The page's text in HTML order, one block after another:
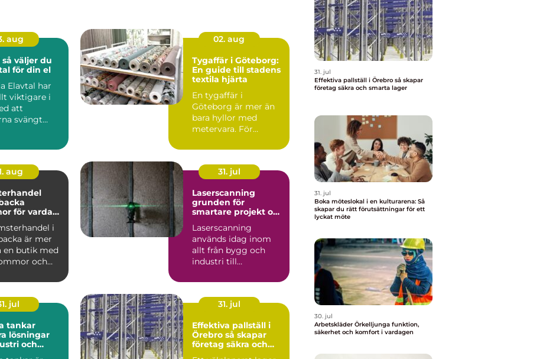
aug
för din el
Elavtal har
viktigare i
att
svängt
02. aug
Tygaffär i Göteborg:
En guide till stadens
textila hjärta
En tygaffär i
Göteborg är mer än
bara hyllor med
metervara. För
aug
för vardag
i
är mer
en butik med
och
31. jul
Laserscanning
grunden för
smartare projekt och
Laserscanning
används idag inom
allt från bygg och
industri till
infrastruktur. Tekn...
jul
tankar
lösningar
och
31. jul
Effektiva pallställ i
Örebro så skapar
företag säkra och
31. jul
Effektiva pallställ i Örebro så skapar
företag säkra och smarta lager
31. jul
Boka möteslokal i en kulturarena: Så
skapar du rätt förutsättningar för ett
lyckat möte
30. jul
Arbetskläder Örkelljunga funktion,
säkerhet och komfort i vardagen